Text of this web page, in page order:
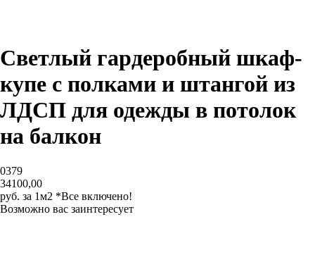
Светлый гардеробный шкаф-
купе с полками и штангой из
ЛДСП для одежды в потолок
на балкон
0379
34100,00
руб. за 1м2 *Все включено!
Возможно вас заинтересует